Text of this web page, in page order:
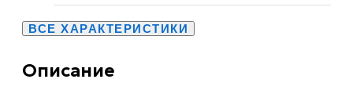
ВСЕ ХАРАКТЕРИСТИКИ
Описание